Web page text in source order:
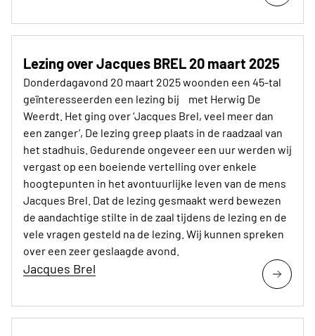
Lezing over Jacques BREL 20 maart 2025
Donderdagavond 20 maart 2025 woonden een 45-tal
geïnteresseerden een lezing bij met Herwig De
Weerdt. Het ging over ‘Jacques Brel, veel meer dan
een zanger’, De lezing greep plaats in de raadzaal van
het stadhuis. Gedurende ongeveer een uur werden wij
vergast op een boeiende vertelling over enkele
hoogtepunten in het avontuurlijke leven van de mens
Jacques Brel. Dat de lezing gesmaakt werd bewezen
de aandachtige stilte in de zaal tijdens de lezing en de
vele vragen gesteld na de lezing. Wij kunnen spreken
over een zeer geslaagde avond.
Jacques Brel